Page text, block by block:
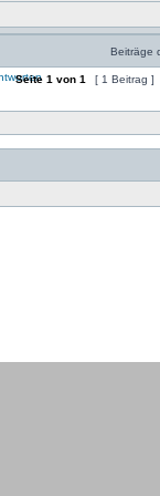
Beiträge
Seite 1 von 1 [ 1 Beitrag ]